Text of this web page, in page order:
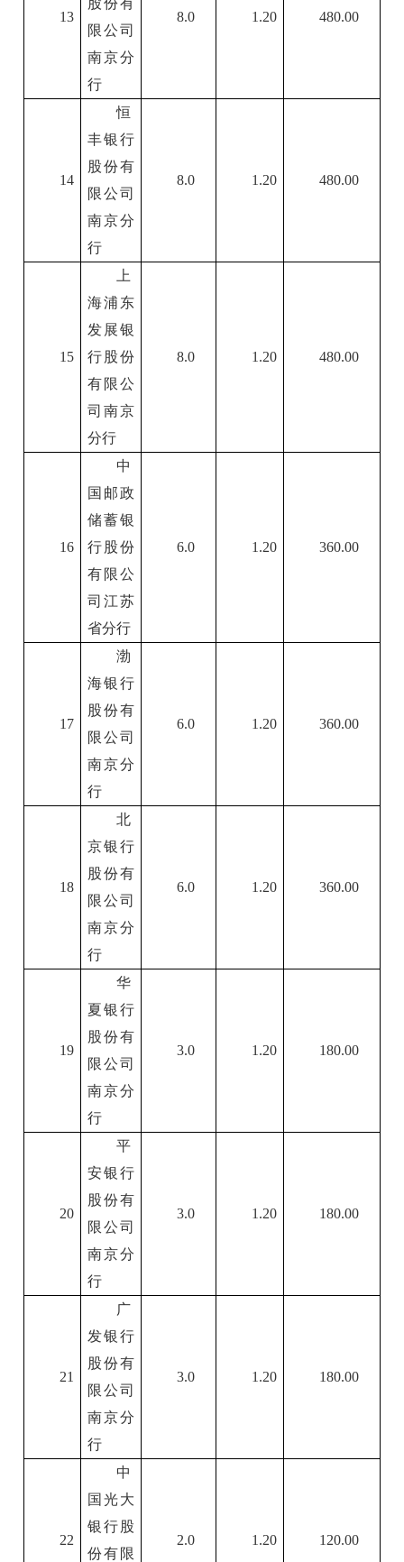
13
限公司
南京分
行
8.0 1.20 480.00
14
恒
丰银行
股份有
限公司
南京分
行
8.0 1.20 480.00
15
上
海浦东
发展银
行股份
有限公
司南京
分行
8.0 1.20 480.00
16
中
国邮政
储蓄银
行股份
有限公
司江苏
省分行
6.0 1.20 360.00
17
渤
海银行
股份有
限公司
南京分
行
6.0 1.20 360.00
18
北
京银行
股份有
限公司
南京分
行
6.0 1.20 360.00
19
华
夏银行
股份有
限公司
南京分
行
3.0 1.20 180.00
20
平
安银行
股份有
限公司
南京分
行
3.0 1.20 180.00
21
广
发银行
股份有
限公司
南京分
行
3.0 1.20 180.00
22
中
国光大
银行股
份有限
2.0 1.20 120.00